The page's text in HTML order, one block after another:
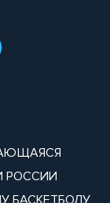
РОССИИ
БАСКЕТБОЛУ